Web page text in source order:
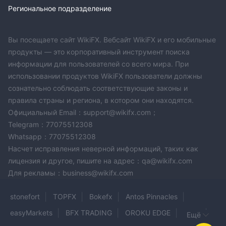
Онлайн-торговля связана с значительными рисками, и вы
подходит для всех трейдеров или инвесторов. Пожалуйста,
убедитесь, что вы понимаете риски, связанные с этим, и
обратите внимание, что предоставленная информация в
этом обзоре может быть изменена из-за постоянного
обновления услуг и политики компании.
Кроме того, дата создания этого обзора также может быть
важным фактором для рассмотрения, так как информация
могла измениться с тех пор. Поэтому читателям
рекомендуется всегда проверять обновленную
информацию напрямую у компании перед принятием
любого решения или совершением любого действия.
Ответственность за использование предоставленной
Региональное подразделение
Вы посещаете сайт WikiFX. Вебсайт WikiFX и его мобильные
продукты — это корпоративный инструмент поиска
информации для пользователей со всего мира. При
использовании продуктов WikiFX пользователи должны
сознательно соблюдать соответствующие законы и
правила страны и региона, в котором они находятся.
Официальный Email：support@wikifx.com；
Telegram：77075512308
Whatsapp：77075512308
Насчет исправления неверной информаций, таких как
лицензия и другое, пишите на адрес：qa@wikifx.com
Для рекламы：business@wikifx.com
stonefort TOPFX Bokefx
Antos Pinnacles
easyMarkets
BFX TRADING OROKU EDGE
deriv
Ещё